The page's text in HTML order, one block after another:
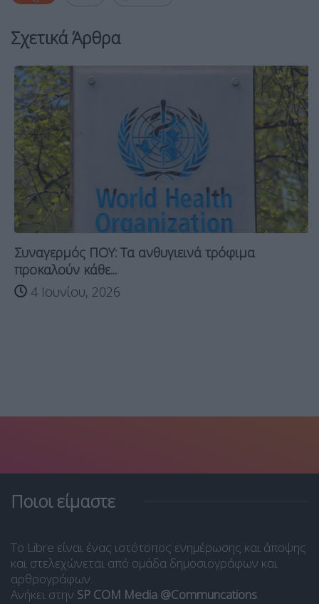
Σχετικά Άρθρα
Συναγερμός ΠΟΥ: Τα ανθυγιεινά τρόφιμα
προκαλούν κάθε...
4 Ιουνίου, 2026
Ποιοι είμαστε
Το Libre είναι ένας ιστότοπος ενημέρωσης και άποψης
και στελεχώνεται από ομάδα δημοσιογράφων και
αρθρογράφων.
Ανήκει στην SP COM Media @Communcations.